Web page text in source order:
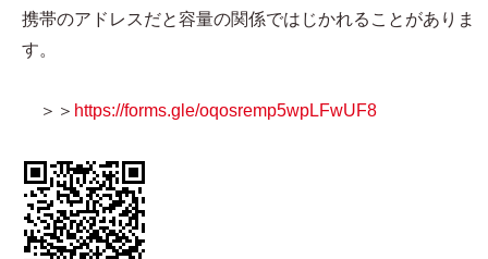
携帯のアドレスだと容量の関係ではじかれることがありま
す。
＞＞ https://forms.gle/oqosremp5wpLFwUF8